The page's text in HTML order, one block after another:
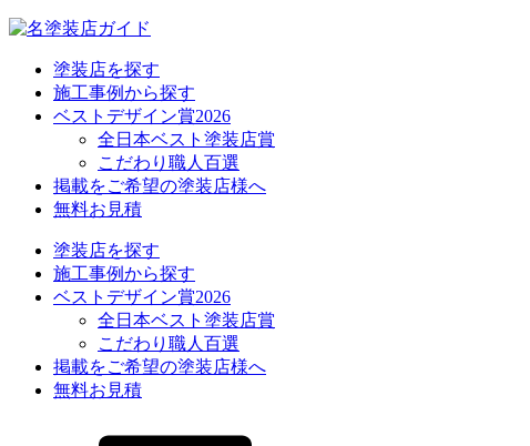
塗装店を探す
施工事例から探す
ベストデザイン賞2026
全日本ベスト塗装店賞
こだわり職人百選
掲載をご希望の塗装店様へ
無料お見積
塗装店を探す
施工事例から探す
ベストデザイン賞2026
全日本ベスト塗装店賞
こだわり職人百選
掲載をご希望の塗装店様へ
無料お見積